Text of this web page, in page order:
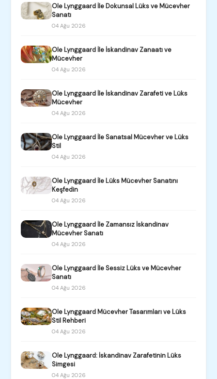
Ole Lynggaard İle Dokunsal Lüks ve Mücevher
Sanatı
04 Ağu 2026
Ole Lynggaard İle İskandinav Zanaatı ve
Mücevher
04 Ağu 2026
Ole Lynggaard İle İskandinav Zarafeti ve Lüks
Mücevher
04 Ağu 2026
Ole Lynggaard İle Sanatsal Mücevher ve Lüks
Stil
04 Ağu 2026
Ole Lynggaard İle Lüks Mücevher Sanatını
Keşfedin
04 Ağu 2026
Ole Lynggaard İle Zamansız İskandinav
Mücevher Sanatı
04 Ağu 2026
Ole Lynggaard İle Sessiz Lüks ve Mücevher
Sanatı
04 Ağu 2026
Ole Lynggaard Mücevher Tasarımları ve Lüks
Stil Rehberi
04 Ağu 2026
Ole Lynggaard: İskandinav Zarafetinin Lüks
Simgesi
04 Ağu 2026